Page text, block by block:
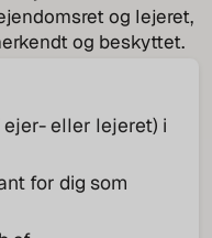
og lejeret,
og beskyttet.
eller lejeret) i
for dig som